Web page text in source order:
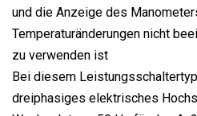
und die Anzeige des
Temperaturänderungen nicht
zu verwenden ist
Bei diesem
dreiphasiges elektrisches